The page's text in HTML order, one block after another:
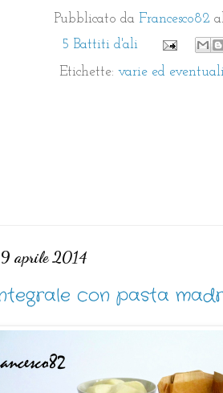
Pubblicato da Francesco82
5 Battiti d'ali
Etichette: varie ed
9 aprile 2014
con pasta